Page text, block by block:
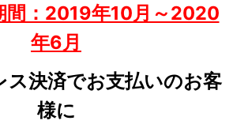
間：2019年10月～2020
年6月
ス決済でお支払いのお客
様に